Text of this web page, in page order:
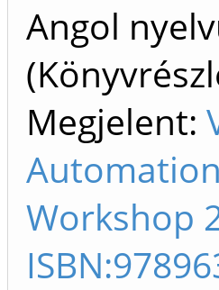
Angol
Megjelent:
Workshop